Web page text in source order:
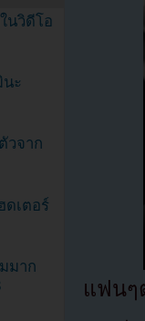
แฟนๆ
นวิดีโอ
ะ
วจาก
ดเตอร์
มาก